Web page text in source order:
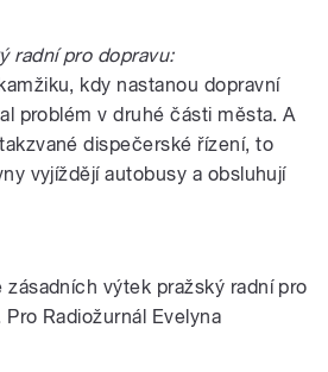
radní pro dopravu:
kdy nastanou dopravní
problém v druhé části města. A
dispečerské řízení, to
vyjíždějí autobusy a obsluhují
výtek pražský radní pro
Radiožurnál Evelyna